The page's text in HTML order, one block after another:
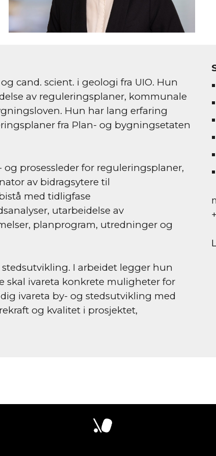
cand. scient. i geologi fra UIO. Hun
av reguleringsplaner, kommunale
Hun har lang erfaring
fra Plan- og bygningsetaten
prosessleder for reguleringsplaner,
av bidragsytere til
med tidligfase
utarbeidelse av
planprogram, utredninger og
I arbeidet legger hun
skal ivareta konkrete muligheter for
ivareta by- og stedsutvikling med
og kvalitet i prosjektet,